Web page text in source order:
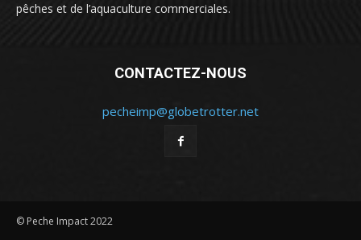
pêches et de l’aquaculture commerciales.
CONTACTEZ-NOUS
pecheimp@globetrotter.net
© Peche Impact 2022